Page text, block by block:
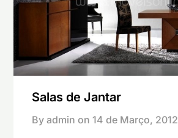
Salas de Jantar
By admin on 14 de Março, 2012